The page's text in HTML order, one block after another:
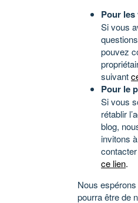
Pour
Si vous
pouvez
suivant
Pour le
Si vous
rétablir
blog,
invitons
ce lien.
Nous
pourra être de